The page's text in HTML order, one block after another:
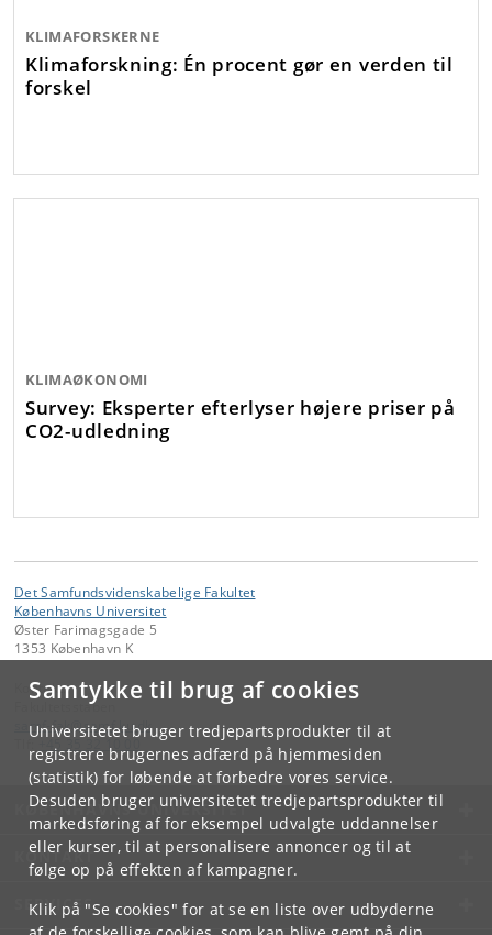
Samtykke til brug af cookies
Universitetet bruger tredjepartsprodukter til at
registrere brugernes adfærd på hjemmesiden
(statistik) for løbende at forbedre vores service.
Desuden bruger universitetet tredjepartsprodukter til
markedsføring af for eksempel udvalgte uddannelser
eller kurser, til at personalisere annoncer og til at
følge op på effekten af kampagner.
Klik på "Se cookies" for at se en liste over udbyderne
KLIMAFORSKERNE
Klimaforskning: Én procent gør en verden til
forskel
KLIMAØKONOMI
Survey: Eksperter efterlyser højere priser på
CO2-udledning
Det Samfundsvidenskabelige Fakultet
Københavns Universitet
Øster Farimagsgade 5
1353 København K
Kontakt:
Fakultetsstaben
samf-fak @samf.ku.dk
KØBENHAVNS UNIVERSITET
KONTAKT
SERVICES